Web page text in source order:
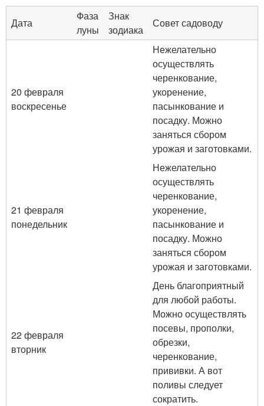
Дата
Фаза
луны
Знак
зодиака
Совет садоводу
20 февраля
воскресенье
Нежелательно
осуществлять
черенкование,
укоренение,
пасынкование и
посадку. Можно
заняться сбором
урожая и заготовками.
21 февраля
понедельник
Нежелательно
осуществлять
черенкование,
укоренение,
пасынкование и
посадку. Можно
заняться сбором
урожая и заготовками.
22 февраля
вторник
День благоприятный
для любой работы.
Можно осуществлять
посевы, прополки,
обрезки,
черенкование,
прививки. А вот
поливы следует
сократить.